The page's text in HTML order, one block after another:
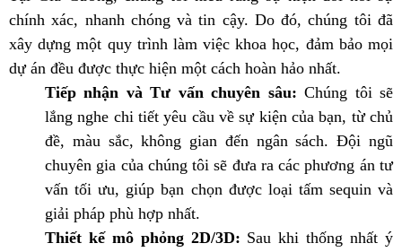
chính xác, nhanh chóng và tin cậy. Do đó, chúng tôi đã
xây dựng một quy trình làm việc khoa học, đảm bảo mọi
dự án đều được thực hiện một cách hoàn hảo nhất.
Tiếp nhận và Tư vấn chuyên sâu: Chúng tôi sẽ
lắng nghe chi tiết yêu cầu về sự kiện của bạn, từ chủ
đề, màu sắc, không gian đến ngân sách. Đội ngũ
chuyên gia của chúng tôi sẽ đưa ra các phương án tư
vấn tối ưu, giúp bạn chọn được loại tấm sequin và
giải pháp phù hợp nhất.
Thiết kế mô phỏng 2D/3D: Sau khi thống nhất ý